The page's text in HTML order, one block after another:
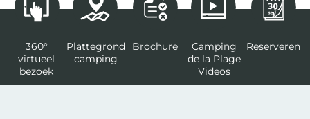
360°
virtueel
bezoek
Plattegrond
camping
Brochure
Camping
de la Plage
Videos
Reserveren